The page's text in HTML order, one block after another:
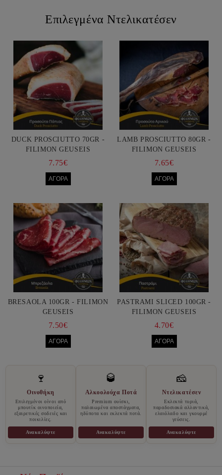
Επιλεγμένα Ντελικατέσεν
DUCK PROSCIUTTO 70GR -
FILIMON GEUSEIS
7.75€
LAMB PROSCIUTTO 80GR -
FILIMON GEUSEIS
7.65€
BRESAOLA 100GR - FILIMON
GEUSEIS
7.50€
PASTRAMI SLICED 100GR -
FILIMON GEUSEIS
4.70€
🍷
Οινοθήκη
Επιλεγμένοι οίνοι από
μπουτίκ οινοποιεία,
εξαιρετικές σοδειές και
ποικιλίες.
Ανακαλύψτε
🥃
Αλκοολούχα Ποτά
Premium ουίσκι,
παλαιωμένα αποστάγματα,
ηδύποτα και εκλεκτά ποτά.
Ανακαλύψτε
🧀
Ντελικατέσεν
Εκλεκτά τυριά,
παραδοσιακά αλλαντικά,
ελαιόλαδο και γκουρμέ
γεύσεις.
Ανακαλύψτε